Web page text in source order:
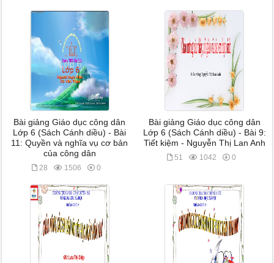
Bài giảng Giáo dục công dân
Lớp 6 (Sách Cánh diều) - Bài
11: Quyền và nghĩa vụ cơ bản
của công dân
28 1506 0
Bài giảng Giáo dục công dân
Lớp 6 (Sách Cánh diều) - Bài 9:
Tiết kiệm - Nguyễn Thị Lan Anh
51 1042 0